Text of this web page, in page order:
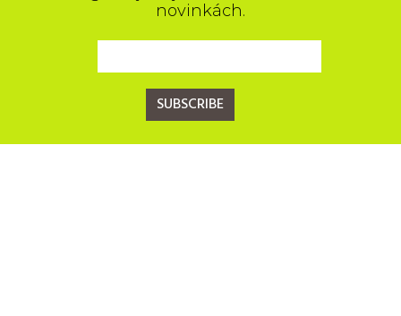
novinkách.
SUBSCRIBE